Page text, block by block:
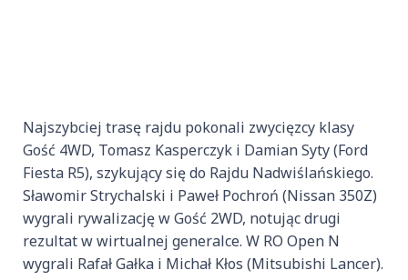
Najszybciej trasę rajdu pokonali zwycięzcy klasy
Gość 4WD, Tomasz Kasperczyk i Damian Syty (Ford
Fiesta R5), szykujący się do Rajdu Nadwiślańskiego.
Sławomir Strychalski i Paweł Pochroń (Nissan 350Z)
wygrali rywalizację w Gość 2WD, notując drugi
rezultat w wirtualnej generalce. W RO Open N
wygrali Rafał Gałka i Michał Kłos (Mitsubishi Lancer).